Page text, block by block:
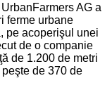
AG a
ferme urbane
pe acoperişul unei
de o companie
de 1.200 de metri
de 370 de